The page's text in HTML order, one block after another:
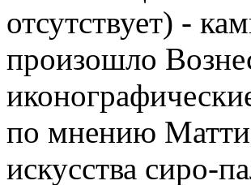
отсутствует) -
произошло
по мнению
искусства сиро-